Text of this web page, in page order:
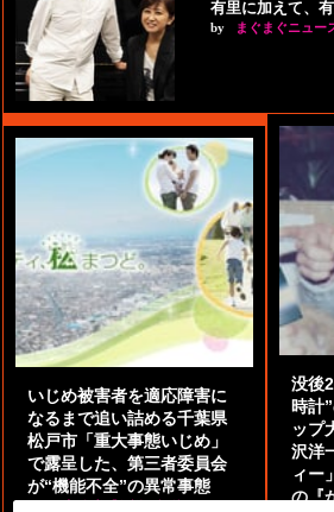
有里に加えて、
by まぐまぐニュー
いじめ被害者を適応障害に
なるまで追い詰める千葉県
松戸市「重大事態いじめ」
で露呈した、第三者委員会
が“機能不全”の異常事態
没後
時計
ップ
沢洋
ィー
の『